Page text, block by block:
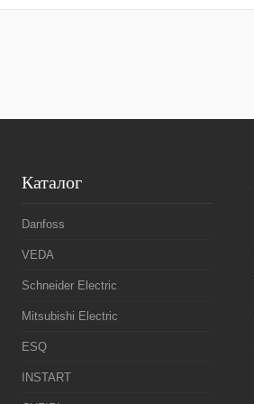
Каталог
Danfoss
VEDA
Schneider Electric
Mitsubishi Electric
ESQ
INSTART